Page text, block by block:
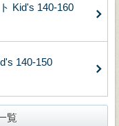
Kid's 140-160
140-150
覧